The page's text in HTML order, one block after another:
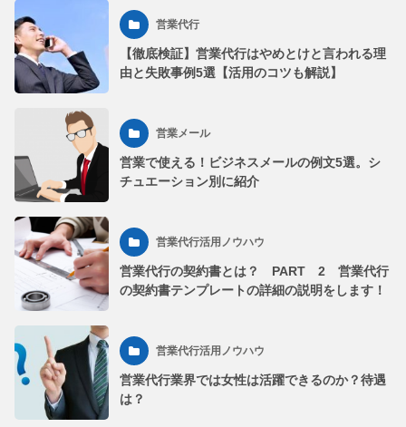
営業代行
【徹底検証】営業代行はやめとけと言われる理
由と失敗事例5選【活用のコツも解説】
営業メール
営業で使える！ビジネスメールの例文5選。シ
チュエーション別に紹介
営業代行活用ノウハウ
営業代行の契約書とは？ PART 2 営業代行
の契約書テンプレートの詳細の説明をします！
営業代行活用ノウハウ
営業代行業界では女性は活躍できるのか？待遇
は？